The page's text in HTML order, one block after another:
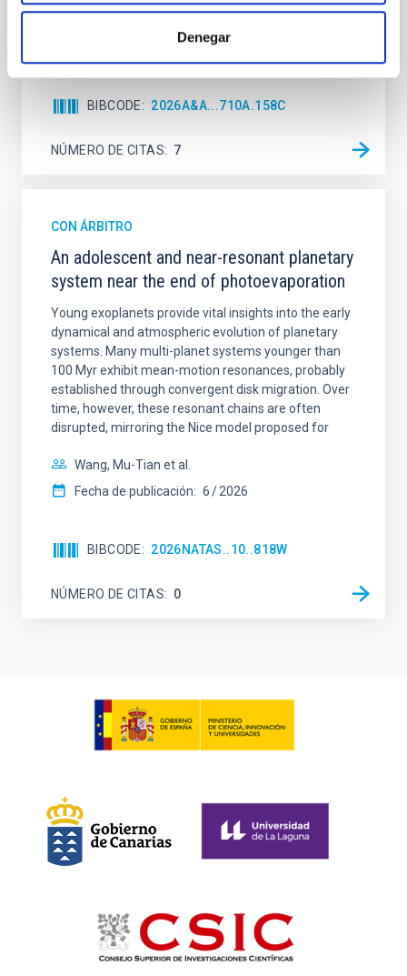
Denegar
Fecha de publicación: 6 2026
BIBCODE 2026A&A...710A.158C
NÚMERO DE CITAS 7
CON ÁRBITRO
An adolescent and near-resonant planetary
system near the end of photoevaporation
Young exoplanets provide vital insights into the early
dynamical and atmospheric evolution of planetary
systems. Many multi-planet systems younger than
100 Myr exhibit mean-motion resonances, probably
established through convergent disk migration. Over
time, however, these resonant chains are often
disrupted, mirroring the Nice model proposed for
Wang, Mu-Tian et al.
Fecha de publicación: 6 2026
BIBCODE 2026NATAS..10..818W
NÚMERO DE CITAS 0